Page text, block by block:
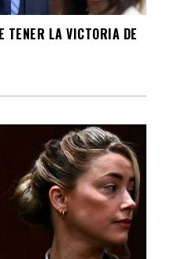
TENER LA VICTORIA DE